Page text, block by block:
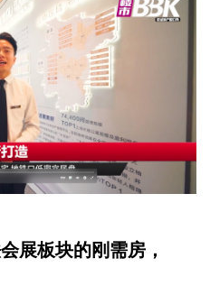
展板块的刚需房，